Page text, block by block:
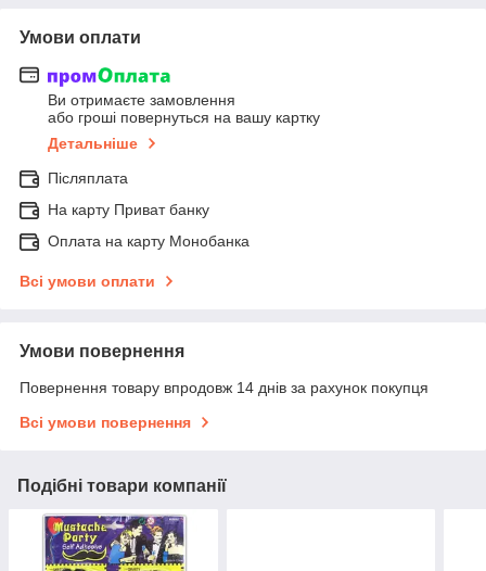
Умови оплати
Ви отримаєте замовлення
або гроші повернуться на вашу картку
Детальніше
Післяплата
На карту Приват банку
Оплата на карту Монобанка
Всі умови оплати
Умови повернення
Повернення товару впродовж 14 днів за рахунок покупця
Всі умови повернення
Подібні товари компанії